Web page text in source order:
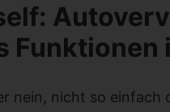
Funktionen
nein, nicht so einfach